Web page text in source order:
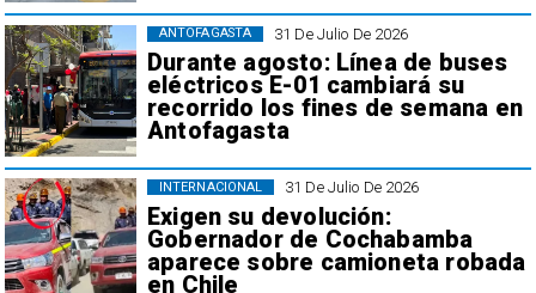
31 De Julio De 2026
Durante agosto: Línea de buses
eléctricos E-01 cambiará su
recorrido los fines de semana en
Antofagasta
ANTOFAGASTA
31 De Julio De 2026
Exigen su devolución:
Gobernador de Cochabamba
aparece sobre camioneta robada
en Chile
INTERNACIONAL